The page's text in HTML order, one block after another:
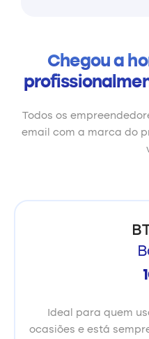
Chegou a
Todos os
email com a marca do
Ideal para quem
ocasiões e está